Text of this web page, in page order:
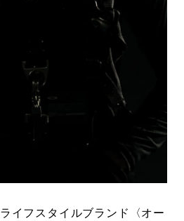
イフスタイルブランド〈オー